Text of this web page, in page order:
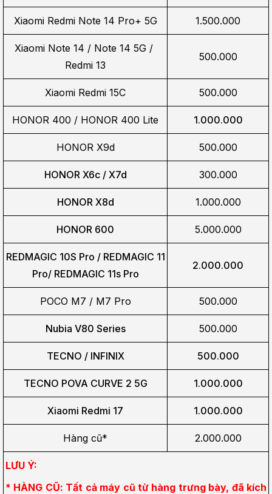
Xiaomi Redmi Note 14 Pro+ 5G 1.500.000
Xiaomi Note 14 / Note 14 5G /
Redmi 13
500.000
Xiaomi Redmi 15C 500.000
HONOR 400 / HONOR 400 Lite 1.000.000
HONOR X9d 500.000
HONOR X6c / X7d 300.000
HONOR X8d 1.000.000
HONOR 600 5.000.000
REDMAGIC 10S Pro / REDMAGIC 11
Pro/ REDMAGIC 11s Pro
2.000.000
POCO M7 / M7 Pro 500.000
Nubia V80 Series 500.000
TECNO / INFINIX 500.000
TECNO POVA CURVE 2 5G 1.000.000
Xiaomi Redmi 17 1.000.000
Hàng cũ* 2.000.000
LƯU Ý:
* HÀNG CŨ: Tất cả máy cũ từ hàng trưng bày, đã kích